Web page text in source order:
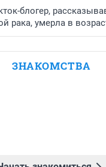
блогер,
рака, умерла в
ЗНАКОМСТВА